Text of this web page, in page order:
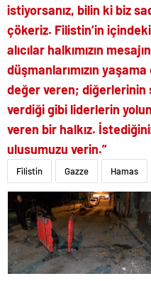
istiyorsanız, bilin ki biz
çökeriz. Filistin’in
alıcılar halkımızın
düşmanlarımızın
değer veren; diğerlerinin
verdiği gibi liderlerin
veren bir halkız.
ulusumuzu verin.”
Filistin Gazze Hamas